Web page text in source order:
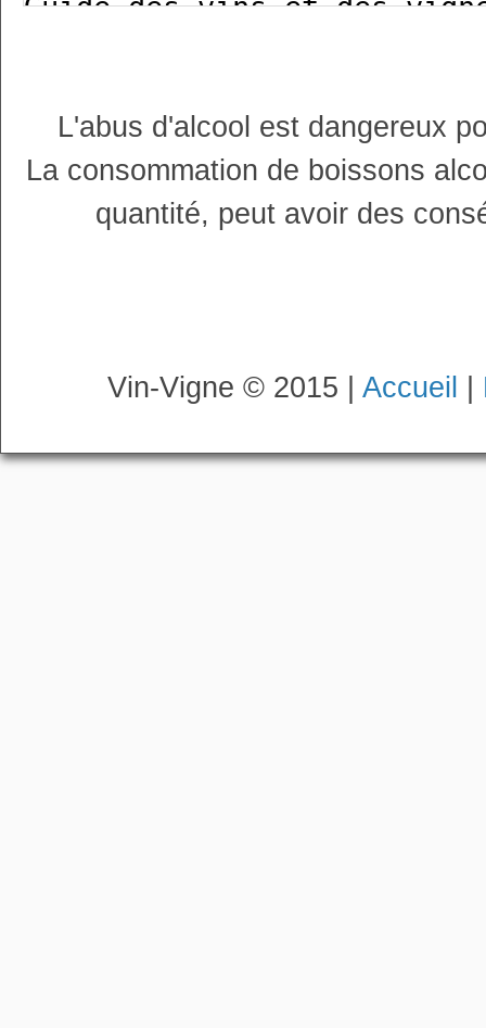
L'abus d'alcool est dangereux
La consommation de boissons
quantité, peut avoir des
Vin-Vigne © 2015 | Accueil